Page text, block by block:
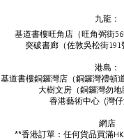
九龍：
基道書樓旺角店（旺角弼街
突破書廊（佐敦吳松街191
港島：
基道書樓銅鑼灣店（銅鑼灣禮頓
大樹文房（銅鑼灣勿地
香港藝術中心 ​ (灣
網店
**香港訂單：任何貨品買滿